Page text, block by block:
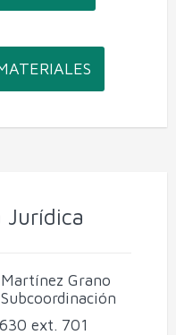
Jurídica
Grano
ext. 701